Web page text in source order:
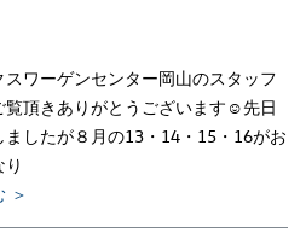
ワーゲンセンター岡山のスタッフ
覧頂きありがとうございます☺先日
ましたが８月の13・14・15・16がお
＞